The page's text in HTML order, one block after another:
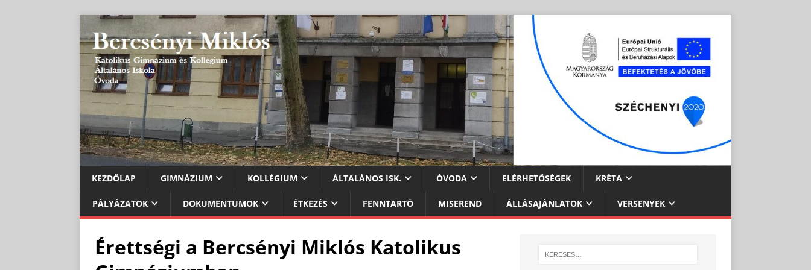
KEZDŐLAP GIMNÁZIUM KOLLÉGIUM ÁLTALÁNOS ISK. ÓVODA ELÉRHETŐSÉGEK KRÉTA
PÁLYÁZATOK DOKUMENTUMOK ÉTKEZÉS FENNTARTÓ MISEREND ÁLLÁSAJÁNLATOK VERSENYEK
Érettségi a Bercsényi Miklós Katolikus